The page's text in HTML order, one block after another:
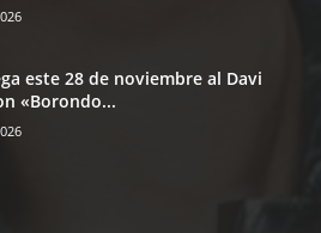
este 28 de noviembre al Davi
«Borondo...